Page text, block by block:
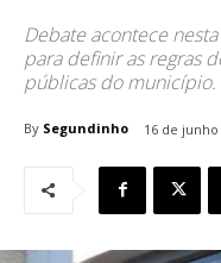
Debate acontece
para definir as regras
públicas do município.
By Segundinho 16 de junho